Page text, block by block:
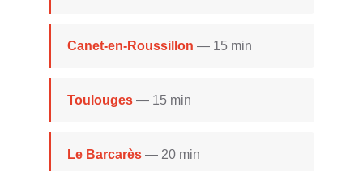
Canet-en-Roussillon — 15 min
Toulouges — 15 min
Le Barcarès — 20 min